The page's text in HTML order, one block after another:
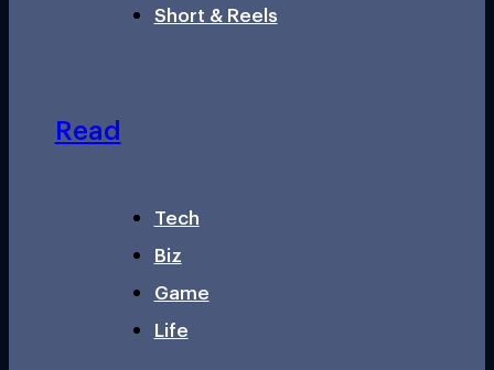
Short & Reels
Read
Tech
Biz
Game
Life